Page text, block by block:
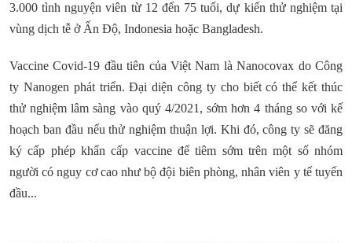
3.000 tình nguyện viên từ 12 đến 75 tuổi, dự kiến thử nghiệm tại
vùng dịch tễ ở Ấn Độ, Indonesia hoặc Bangladesh.
Vaccine Covid-19 đầu tiên của Việt Nam là Nanocovax do Công
ty Nanogen phát triển. Đại diện công ty cho biết có thể kết thúc
thử nghiệm lâm sàng vào quý 4/2021, sớm hơn 4 tháng so với kế
hoạch ban đầu nếu thử nghiệm thuận lợi. Khi đó, công ty sẽ đăng
ký cấp phép khẩn cấp vaccine để tiêm sớm trên một số nhóm
người có nguy cơ cao như bộ đội biên phòng, nhân viên y tế tuyến
đầu...